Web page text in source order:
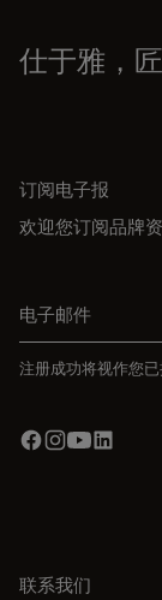
仕于雅，
订阅电子报
欢迎您订阅品牌
注册成功将视作您
联系我们